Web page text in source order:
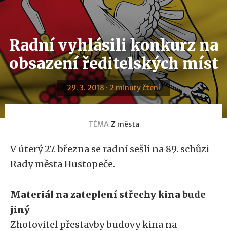
Radní vyhlásili konkurz na
obsazení ředitelských míst
29. 3. 2018 · 2 minuty čtení
TÉMA Z města
V úterý 27. března se radní sešli na 89. schůzi
Rady města Hustopeče.
Materiál na zateplení střechy kina bude
jiný
Zhotovitel přestavby budovy kina na